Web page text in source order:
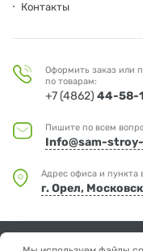
Контакты
Оформить заказ или
по товарам:
+7 (4862) 44-58-
Пишите по всем
Info@sam-
Адрес офиса и пункта
г. Орел,